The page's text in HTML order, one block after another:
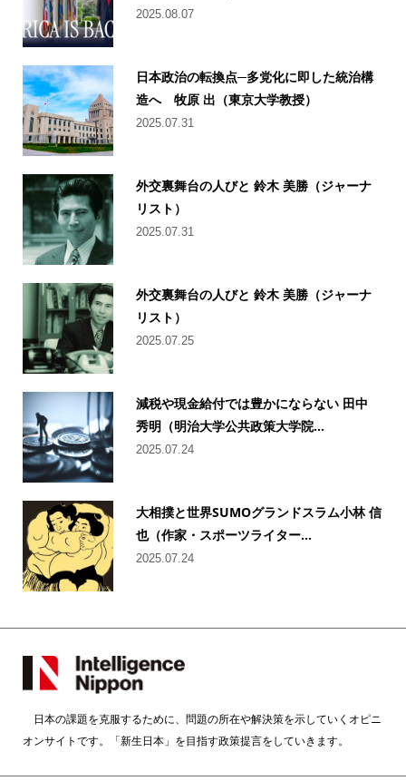
2025.08.07
日本政治の転換点─多党化に即した統治構
造へ 牧原 出（東京大学教授）
2025.07.31
外交裏舞台の人びと 鈴木 美勝（ジャーナ
リスト）
2025.07.31
外交裏舞台の人びと 鈴木 美勝（ジャーナ
リスト）
2025.07.25
減税や現金給付では豊かにならない 田中
秀明（明治大学公共政策大学院...
2025.07.24
大相撲と世界SUMOグランドスラム小林 信
也（作家・スポーツライター...
2025.07.24
日本の課題を克服するために、問題の所在や解決策を示していくオピニ
オンサイトです。「新生日本」を目指す政策提言をしていきます。